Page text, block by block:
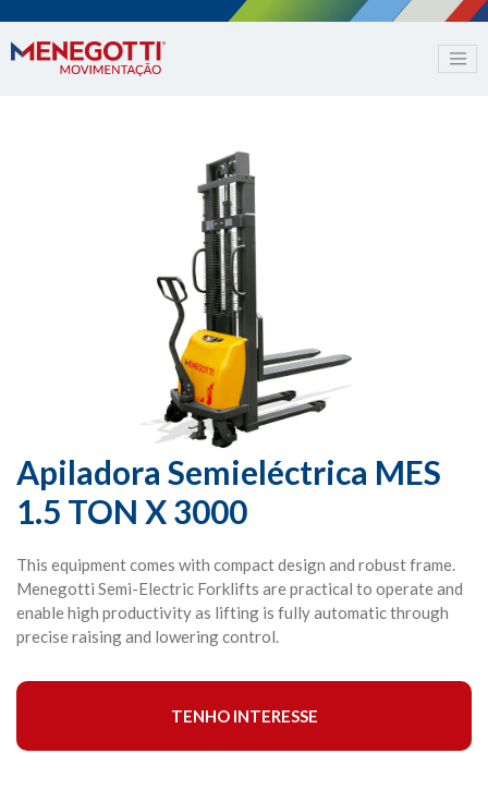
Apiladora Semieléctrica MES
1.5 TON X 3000
This equipment comes with compact design and robust frame.
Menegotti Semi-Electric Forklifts are practical to operate and
enable high productivity as lifting is fully automatic through
precise raising and lowering control.
TENHO INTERESSE